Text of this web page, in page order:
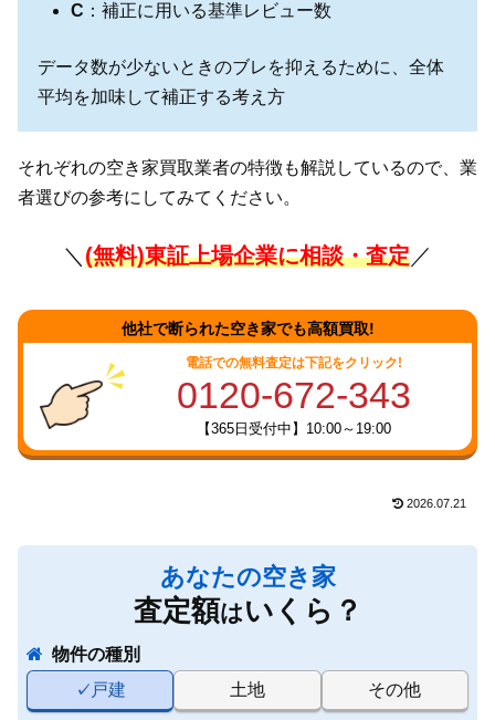
C ：補正に用いる基準レビュー数
データ数が少ないときのブレを抑えるために、全体
平均を加味して補正する考え方
それぞれの空き家買取業者の特徴も解説しているので、業
者選びの参考にしてみてください。
＼ (無料)東証上場企業に相談・査定／
他社で断られた空き家でも高額買取!
電話での無料査定は下記をクリック!
0120-672-343
【365日受付中】10:00～19:00
2026.07.21
あなたの空き家
査定額はいくら？
物件の種別
戸建
土地 その他